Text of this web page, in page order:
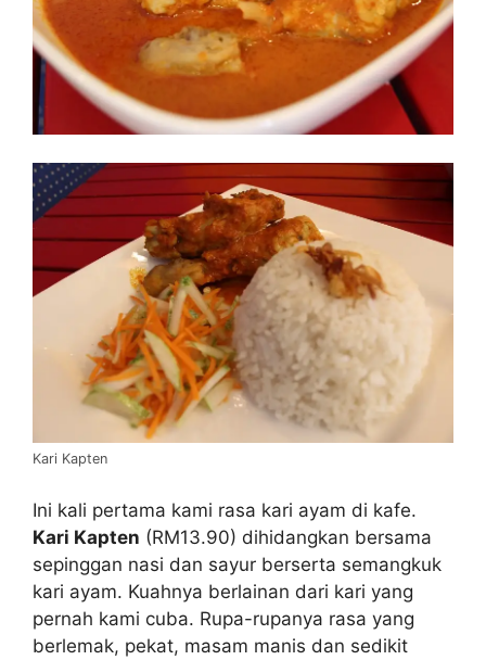
Kari Kapten
Ini kali pertama kami rasa kari ayam di kafe.
Kari Kapten (RM13.90) dihidangkan bersama
sepinggan nasi dan sayur berserta semangkuk
kari ayam. Kuahnya berlainan dari kari yang
pernah kami cuba. Rupa-rupanya rasa yang
berlemak, pekat, masam manis dan sedikit